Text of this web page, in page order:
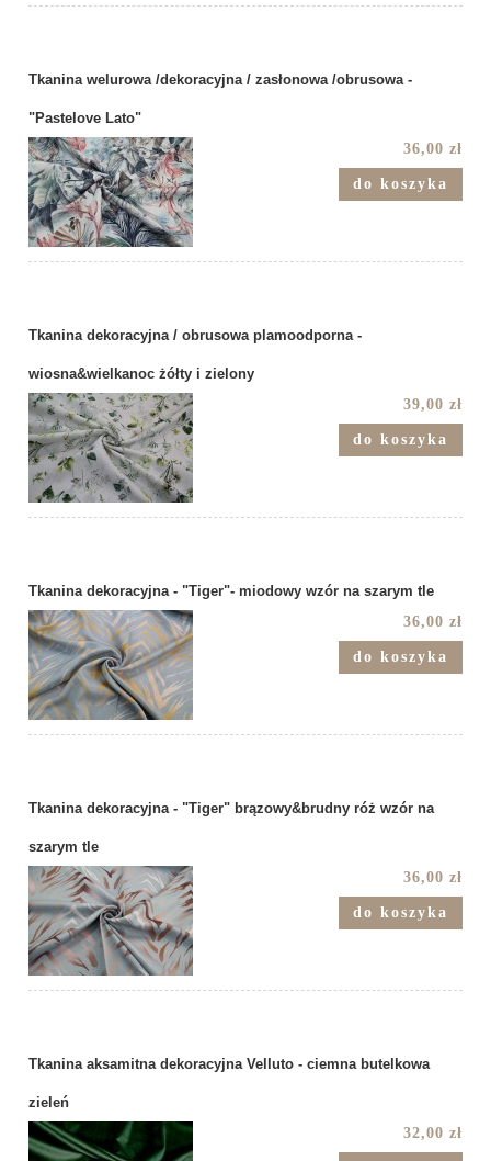
Tkanina welurowa /dekoracyjna / zasłonowa /obrusowa -
"Pastelove Lato"
36,00 zł
do koszyka
Tkanina dekoracyjna / obrusowa plamoodporna -
wiosna&wielkanoc żółty i zielony
39,00 zł
do koszyka
Tkanina dekoracyjna - "Tiger"- miodowy wzór na szarym tle
36,00 zł
do koszyka
Tkanina dekoracyjna - "Tiger" brązowy&brudny róż wzór na
szarym tle
36,00 zł
do koszyka
Tkanina aksamitna dekoracyjna Velluto - ciemna butelkowa
zieleń
32,00 zł